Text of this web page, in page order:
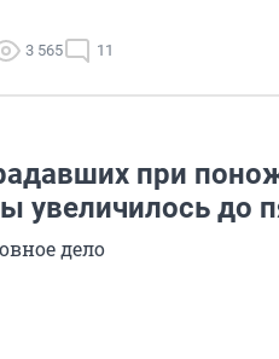
3 565 11
при
увеличилось до
дело